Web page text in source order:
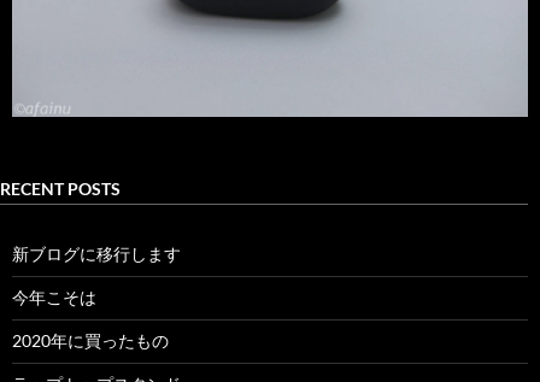
RECENT POSTS
新ブログに移行します
今年こそは
2020年に買ったもの